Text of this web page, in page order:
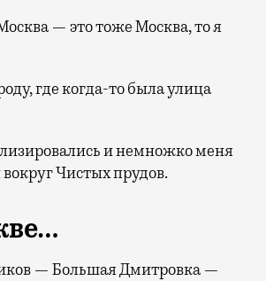
— это тоже Москва, то я
где когда-то была улица
и немножко меня
Чистых прудов.
— Большая Дмитровка —